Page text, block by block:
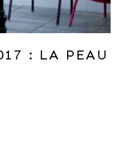
: LA PEAU